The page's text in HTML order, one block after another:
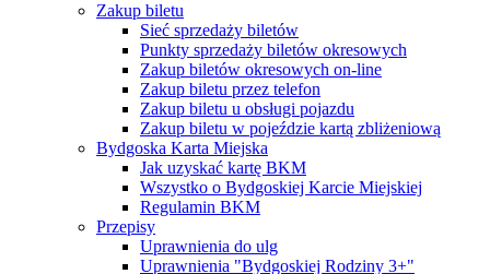
Zakup biletu
Sieć sprzedaży biletów
Punkty sprzedaży biletów okresowych
Zakup biletów okresowych on-line
Zakup biletu przez telefon
Zakup biletu u obsługi pojazdu
Zakup biletu w pojeździe kartą zbliżeniową
Bydgoska Karta Miejska
Jak uzyskać kartę BKM
Wszystko o Bydgoskiej Karcie Miejskiej
Regulamin BKM
Przepisy
Uprawnienia do ulg
Uprawnienia "Bydgoskiej Rodziny 3+"